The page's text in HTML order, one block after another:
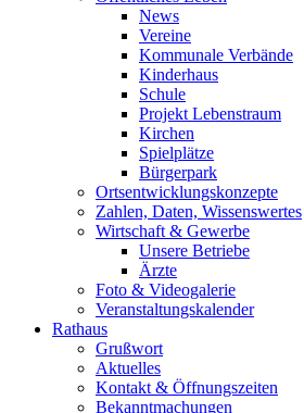
News
Vereine
Kommunale Verbände
Kinderhaus
Schule
Projekt Lebenstraum
Kirchen
Spielplätze
Bürgerpark
Ortsentwicklungskonzepte
Zahlen, Daten, Wissenswertes
Wirtschaft & Gewerbe
Unsere Betriebe
Ärzte
Foto & Videogalerie
Veranstaltungskalender
Rathaus
Grußwort
Aktuelles
Kontakt & Öffnungszeiten
Bekanntmachungen